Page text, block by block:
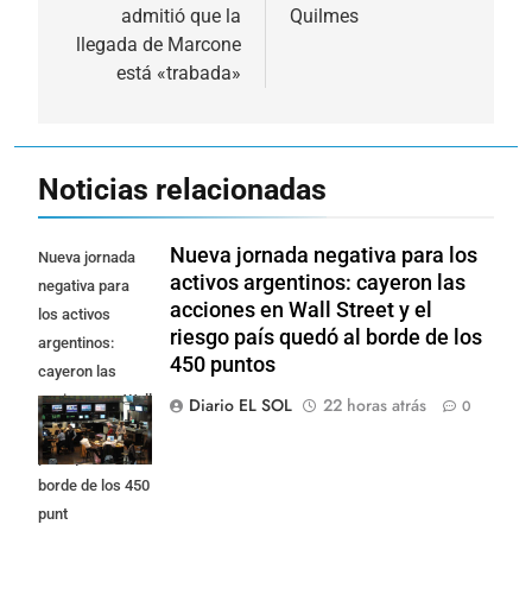
admitió que la
llegada de Marcone
está «trabada»
Quilmes
Noticias relacionadas
Nueva jornada
negativa para
los activos
argentinos:
cayeron las
acciones en Wall
Street y el riesgo
país quedó al
borde de los 450
punt
Nueva jornada negativa para los
activos argentinos: cayeron las
acciones en Wall Street y el
riesgo país quedó al borde de los
450 puntos
Diario EL SOL
22 horas atrás 0